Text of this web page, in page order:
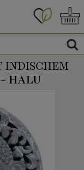
INDISCHEM
HALU